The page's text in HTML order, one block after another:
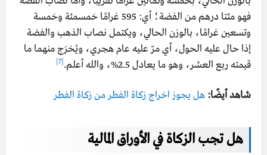
فهو مئتا درهم من الفضة؛ أي: 595 غرامًا خمسمئة وخمسة
وتسعين غرامًا، بالوزن الحالي، ويكتمل نصاب الذهب والفضة
إذا حال عليه الحول، أي مرّ عليه عام هجري، ويُخرَج منهما ما
قيمته ربع العشر، وهو ما يعادل 2.5%، والله أعلم.
[7]
شاهد أيضًا: هل يجوز اخراج زكاة الفطر من زكاة الفطر
هل تجب الزكاة في الأوراق المالية